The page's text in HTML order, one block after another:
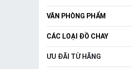
VĂN PHÒNG PHẨM
CÁC LOẠI ĐỒ CHAY
ƯU ĐÃI TỪ HÃNG